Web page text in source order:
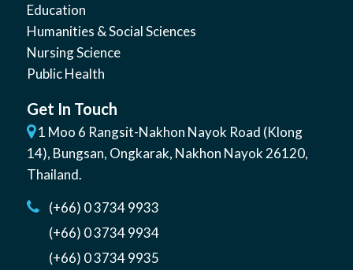
Education
Humanities & Social Sciences
Nursing Science
Public Health
Get In Touch
1 Moo 6 Rangsit-Nakhon Nayok Road (Klong
14), Bungsan, Ongkarak, Nakhon Nayok 26120,
Thailand.
(+66) 0 3734 9933
(+66) 0 3734 9934
(+66) 0 3734 9935